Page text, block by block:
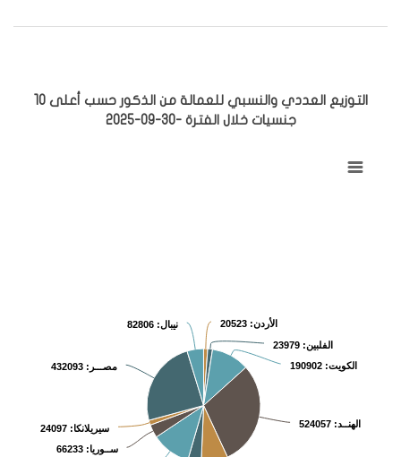
التوزيع العددي والنسبي للعمالة من الذكور حسب أعلى 10
جنسيات خلال الفترة -30-09-2025
الأردن: 20523
الفلبين: 23979
الكويت: 190902
الهنــد: 524057
ســوريا: 66233
سيريلانكا: 24097
مصـــر : 432093
نيبال: 82806